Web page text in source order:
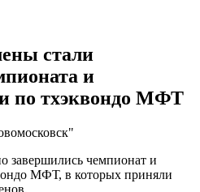
стали
и
по тхэквондо МФТ
завершились чемпионат и
МФТ, в которых приняли